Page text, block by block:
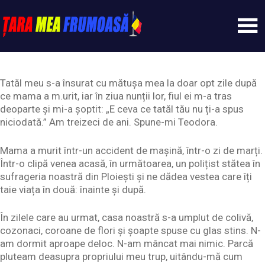
to
content
Tarameafrumoasa
Tatăl meu s-a însurat cu mătușa mea la doar opt zile după
ce mama a m.urit, iar în ziua nunții lor, fiul ei m-a tras
deoparte și mi-a șoptit: „E ceva ce tatăl tău nu ți-a spus
niciodată.” Am treizeci de ani. Spune-mi Teodora.
Mama a murit într-un accident de mașină, într-o zi de marți.
Într-o clipă venea acasă, în următoarea, un polițist stătea în
sufrageria noastră din Ploiești și ne dădea vestea care îți
taie viața în două: înainte și după.
În zilele care au urmat, casa noastră s-a umplut de colivă,
cozonaci, coroane de flori și șoapte spuse cu glas stins. N-
am dormit aproape deloc. N-am mâncat mai nimic. Parcă
pluteam deasupra propriului meu trup, uitându-mă cum